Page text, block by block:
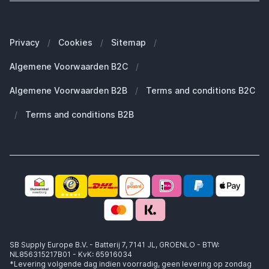
Zakelijke klanten (B2B)
Groot en uniek assortiment
400.000+ klanten geleverd
Welke MagSafe heb ik nodig?
Werken bij SB Supply
Working at SB Supply
Privacy / Cookies / Sitemap /
Algemene Voorwaarden B2C /
Algemene Voorwaarden B2B / Terms and conditions B2C
/ Terms and conditions B2B
SB Supply Europe B.V. - Batterij 7, 7141 JL, GROENLO - BTW:
NL856315217B01 - KvK: 65916034
*Levering volgende dag indien voorradig, geen levering op zondag